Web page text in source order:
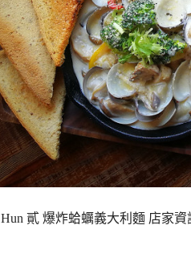
Hun 貳 爆炸蛤蠣義大利麵 店家